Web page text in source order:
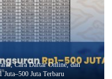
Cara Daftar Online, dan
Juta–500 Juta Terbaru